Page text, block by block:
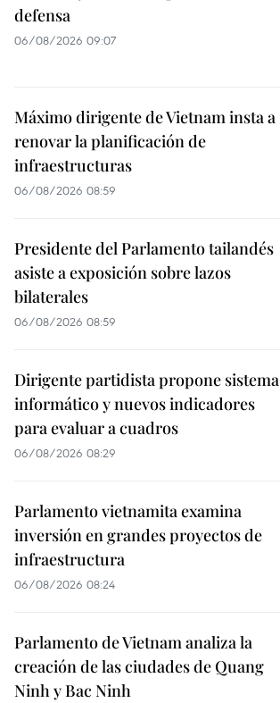
defensa
06/08/2026 09:07
Máximo dirigente de Vietnam insta a
renovar la planificación de
infraestructuras
06/08/2026 08:59
Presidente del Parlamento tailandés
asiste a exposición sobre lazos
bilaterales
06/08/2026 08:59
Dirigente partidista propone sistema
informático y nuevos indicadores
para evaluar a cuadros
06/08/2026 08:29
Parlamento vietnamita examina
inversión en grandes proyectos de
infraestructura
06/08/2026 08:24
Parlamento de Vietnam analiza la
creación de las ciudades de Quang
Ninh y Bac Ninh